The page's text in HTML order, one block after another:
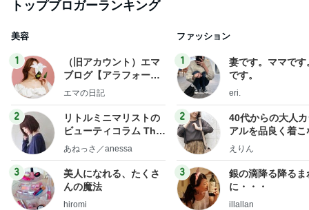
トップブロガーランキング
美容
1
（旧アカウント）エマ
ブログ【アラフォー会
社売却セカンドライ
エマの日記
2
リトルミニマリストの
ビューティコラム The
little minimalist's bea
あねっさ／anessa
3
美人になれる、たくさ
んの魔法
hiromi
ファッション
1
妻です。ママです
です。
eri.
2
40代からの大人
アルを品良く着こ
ファッションブロ
えりん
3
銀の滴降る降るま
に・・・
illallan